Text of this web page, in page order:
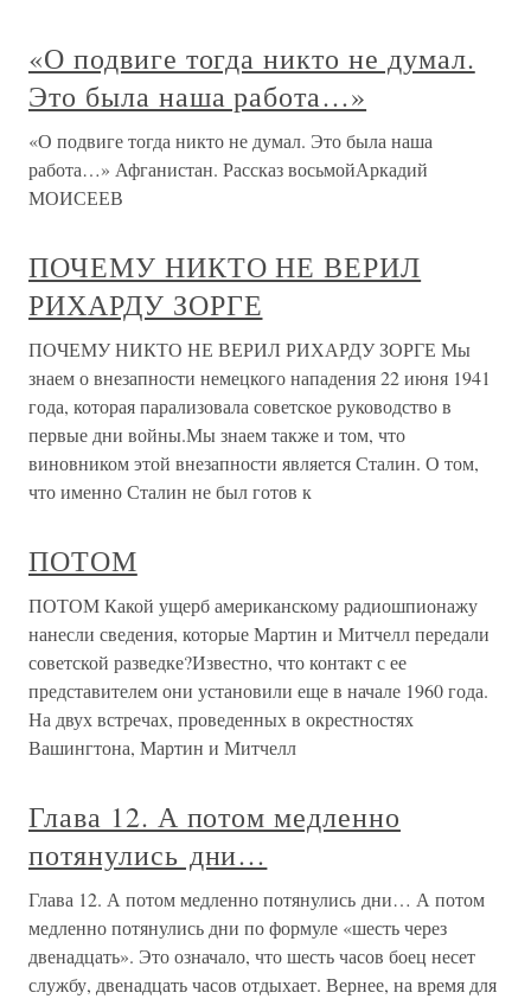
«О подвиге тогда никто не думал.
Это была наша работа…»
«О подвиге тогда никто не думал. Это была наша
работа…» Афганистан. Рассказ восьмойАркадий
МОИСЕЕВ
ПОЧЕМУ НИКТО НЕ ВЕРИЛ
РИХАРДУ ЗОРГЕ
ПОЧЕМУ НИКТО НЕ ВЕРИЛ РИХАРДУ ЗОРГЕ Мы
знаем о внезапности немецкого нападения 22 июня 1941
года, которая парализовала советское руководство в
первые дни войны.Мы знаем также и том, что
виновником этой внезапности является Сталин. О том,
что именно Сталин не был готов к
ПОТОМ
ПОТОМ Какой ущерб американскому радиошпионажу
нанесли сведения, которые Мартин и Митчелл передали
советской разведке?Известно, что контакт с ее
представителем они установили еще в начале 1960 года.
На двух встречах, проведенных в окрестностях
Вашингтона, Мартин и Митчелл
Глава 12. А потом медленно
потянулись дни…
Глава 12. А потом медленно потянулись дни… А потом
медленно потянулись дни по формуле «шесть через
двенадцать». Это означало, что шесть часов боец несет
службу, двенадцать часов отдыхает. Вернее, на время для